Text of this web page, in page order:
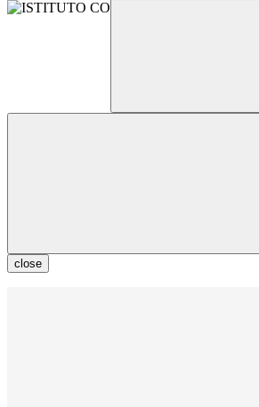
close